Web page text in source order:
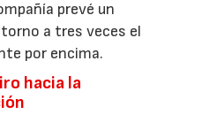
prevé un
a tres veces el
por encima.
hacia la